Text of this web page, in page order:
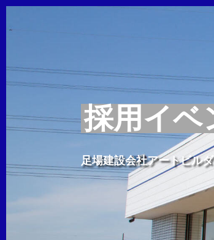
採用イベ
足場建設会社アートビル